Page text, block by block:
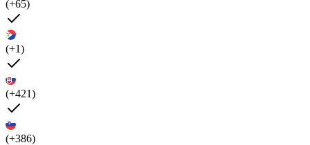
(+65)
(+1)
(+421)
(+386)